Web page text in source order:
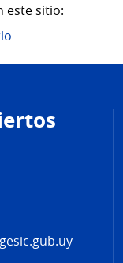
este sitio: